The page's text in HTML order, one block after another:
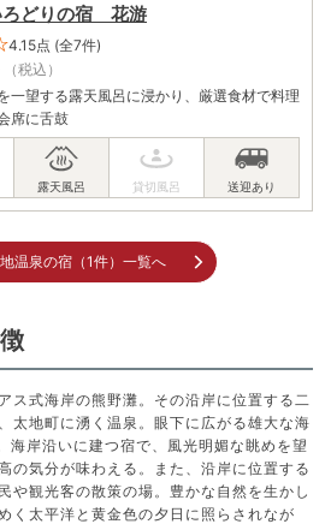
ろどりの宿 花游
4.15点 (全7件)
（税込）
一望する露天風呂に浸かり、厳選食材で料理
席に舌鼓
温泉の宿（1件）一覧へ
ス式海岸の熊野灘。その沿岸に位置する二
太地町に湧く温泉。眼下に広がる雄大な海
海岸沿いに建つ宿で、風光明媚な眺めを望
の気分が味わえる。また、沿岸に位置する
や観光客の散策の場。豊かな自然を生かし
く太平洋と黄金色の夕日に照らされなが